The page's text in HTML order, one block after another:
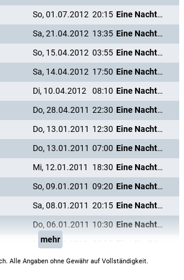
So, 01.07.2012 20:15
Eine Nacht im Grandhotel
Sa, 21.04.2012 13:35
Eine Nacht im Grandhotel
So, 15.04.2012 03:55
Eine Nacht im Grandhotel
Sa, 14.04.2012 17:50
Eine Nacht im Grandhotel
Di, 10.04.2012 08:10
Eine Nacht im Grandhotel
Do, 28.04.2011 22:30
Eine Nacht im Grandhotel
Do, 13.01.2011 12:30
Eine Nacht im Grandhotel
Do, 13.01.2011 07:00
Eine Nacht im Grandhotel
Mi, 12.01.2011 18:30
Eine Nacht im Grandhotel
So, 09.01.2011 09:20
Eine Nacht im Grandhotel
Sa, 08.01.2011 20:15
Eine Nacht im Grandhotel
Do, 06.01.2011 10:30
Eine Nacht im Grandhotel
Mi, 05.01.2011
mehr
Alle Angaben ohne Gewähr auf Vollständigkeit.